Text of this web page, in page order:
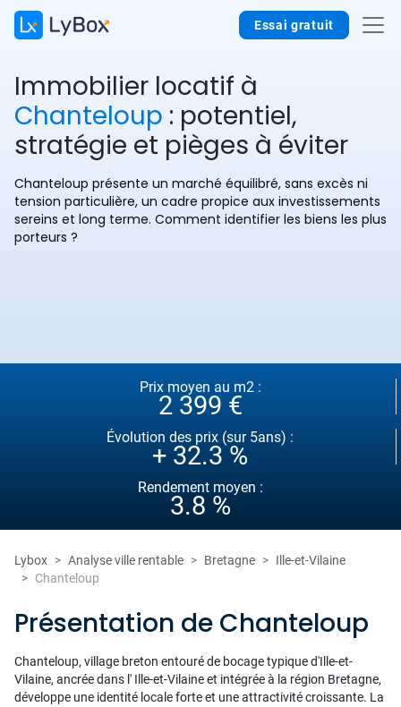
Essai gratuit
Immobilier locatif à
Chanteloup : potentiel,
stratégie et pièges à éviter
Chanteloup présente un marché équilibré, sans excès ni
tension particulière, un cadre propice aux investissements
sereins et long terme. Comment identifier les biens les plus
porteurs ?
Prix moyen au m2 :
2 399 €
Évolution des prix (sur 5ans) :
+ 32.3 %
Rendement moyen :
3.8 %
Lybox Analyse ville rentable Bretagne
Ille-et-Vilaine
Chanteloup
Présentation de Chanteloup
Chanteloup, village breton entouré de bocage typique d'Ille-et-
Vilaine, ancrée dans l' Ille-et-Vilaine et intégrée à la région Bretagne,
développe une identité locale forte et une attractivité croissante. La